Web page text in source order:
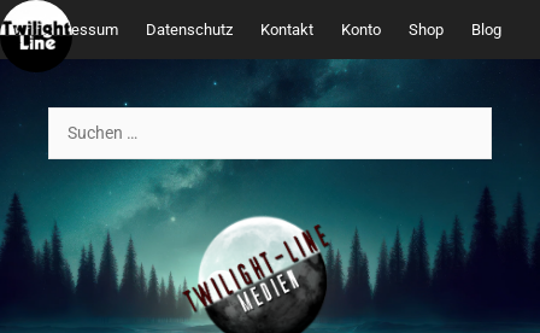
Zum
Inhalt
springen
Impressum Datenschutz Kontakt Konto Shop Blog
nach: